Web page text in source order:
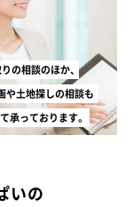
の相談のほか、
や土地探しの相談も
承っております。
いの